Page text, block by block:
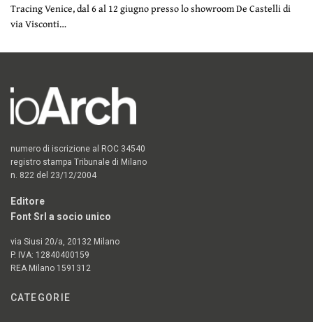
Tracing Venice, dal 6 al 12 giugno presso lo showroom De Castelli di
via Visconti…
numero di iscrizione al ROC 34540
registro stampa Tribunale di Milano
n. 822 del 23/12/2004
Editore
Font Srl a socio unico
via Siusi 20/a, 20132 Milano
P. IVA: 12840400159
REA Milano 1591312
CATEGORIE